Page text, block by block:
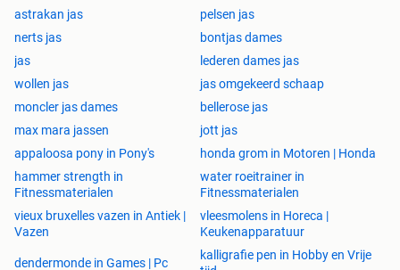
astrakan jas
pelsen jas
nerts jas
bontjas dames
jas
lederen dames jas
wollen jas
jas omgekeerd schaap
moncler jas dames
bellerose jas
max mara jassen
jott jas
appaloosa pony in Pony's
honda grom in Motoren | Honda
hammer strength in
Fitnessmaterialen
water roeitrainer in
Fitnessmaterialen
vieux bruxelles vazen in Antiek |
Vazen
vleesmolens in Horeca |
Keukenapparatuur
dendermonde in Games | Pc
kalligrafie pen in Hobby en Vrije